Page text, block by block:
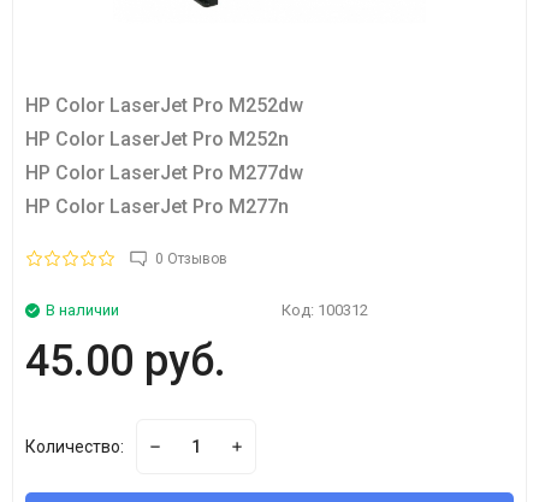
HP Color LaserJet Pro M252dw
HP Color LaserJet Pro M252n
HP Color LaserJet Pro M277dw
HP Color LaserJet Pro M277n
0 Отзывов
В наличии Код: 100312
45.00 руб.
Количество: